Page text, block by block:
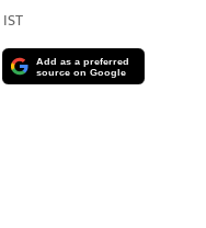
IST
Add as a preferred
source on Google